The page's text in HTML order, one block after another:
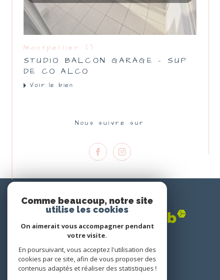
Montpellier ()
STUDIO BALCON GARAGE - SUP
DE CO ALCO
Voir le bien
Nous suivre sur
ADHÉRONS
Comme beaucoup, notre site
utilise les cookies
On aimerait vous accompagner pendant
votre visite.
En poursuivant, vous acceptez l'utilisation des
cookies par ce site, afin de vous proposer des
contenus adaptés et réaliser des statistiques !